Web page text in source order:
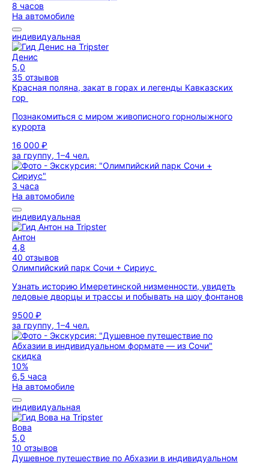
8 часов
На автомобиле
индивидуальная
Денис
5,0
35 отзывов
Красная поляна, закат в горах и легенды Кавказских
гор
Познакомиться с миром живописного горнолыжного
курорта
16 000 ₽
за группу, 1–4 чел.
3 часа
На автомобиле
индивидуальная
Антон
4,8
40 отзывов
Олимпийский парк Сочи + Сириус
Узнать историю Имеретинской низменности, увидеть
ледовые дворцы и трассы и побывать на шоу фонтанов
9500 ₽
за группу, 1–4 чел.
скидка
10%
6,5 часа
На автомобиле
индивидуальная
Вова
5,0
10 отзывов
Душевное путешествие по Абхазии в индивидуальном